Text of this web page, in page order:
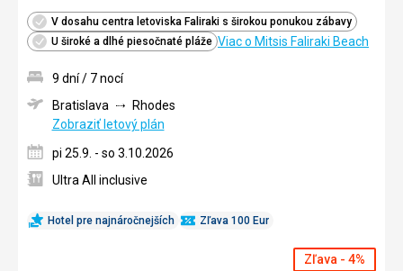
V dosahu centra letoviska Faliraki s širokou ponukou zábavy
U široké a dlhé piesočnaté pláže Viac o Mitsis Faliraki Beach
Hotel pre najnáročnejších Zľava 100 Eur
9 dní / 7 nocí
Bratislava
Rhodes
Zobraziť letový plán
pi 25.9. - so 3.10.2026
Ultra All inclusive
Zľava - 4%